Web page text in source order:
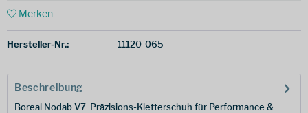
Merken
Hersteller-Nr.: 11120-065
Beschreibung
Boreal Nodab V7  Präzisions-Kletterschuh für Performance &